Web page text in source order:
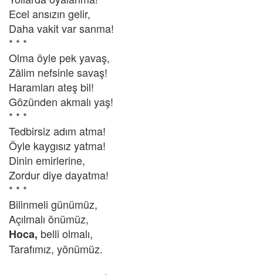
Ecel ansızın gelir,
Daha vakit var sanma!
* * *
Olma öyle pek yavaş,
Zâlim nefsinle savaş!
Haramları ateş bil!
Gözünden akmalı yaş!
* * *
Tedbirsiz adım atma!
Öyle kaygısız yatma!
Dinin emirlerine,
Zordur diye dayatma!
* * *
Bilinmeli günümüz,
Açılmalı önümüz,
Hoca, belli olmalı,
Tarafımız, yönümüz.